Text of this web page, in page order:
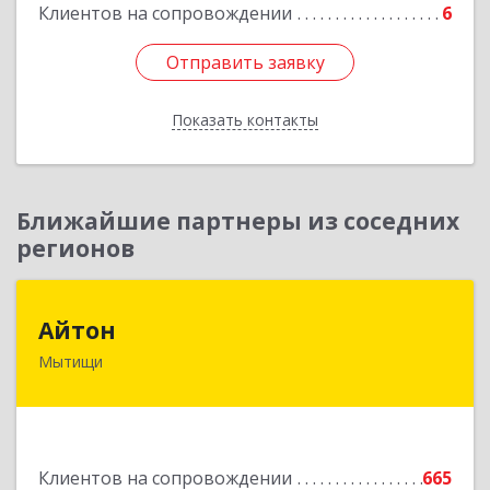
Клиентов на сопровождении 6
Отправить заявку
Показать контакты
Отправить заявку
Назад
Ближайшие партнеры из соседних
регионов
Айтон
Мытищи
Клиентов на сопровождении 665